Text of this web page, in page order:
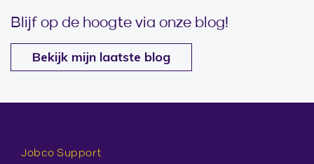
Blijf op de hoogte via onze blog!
Bekijk mijn laatste blog
Jobco Support